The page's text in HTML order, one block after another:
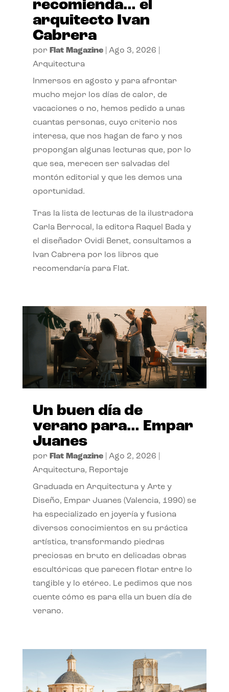
recomienda… el
arquitecto Ivan
Cabrera
por Flat Magazine| Ago 3, 2026
Arquitectura
Inmersos en agosto y para afrontar
mucho mejor los días de calor, de
vacaciones o no, hemos pedido a unas
cuantas personas, cuyo criterio nos
interesa, que nos hagan de faro y nos
propongan algunas lecturas que, por lo
que sea, merecen ser salvadas del
montón editorial y que les demos una
oportunidad.
Tras la lista de lecturas de la ilustradora
Carla Berrocal, la editora Raquel Bada y
el diseñador Ovidi Benet, consultamos a
Ivan Cabrera por los libros que
recomendaría para Flat.
Un buen día de
verano para… Empar
Juanes
por Flat Magazine| Ago 2, 2026
Arquitectura, Reportaje
Graduada en Arquitectura y Arte y
Diseño, Empar Juanes (Valencia, 1990) se
ha especializado en joyería y fusiona
diversos conocimientos en su práctica
artística, transformando piedras
preciosas en bruto en delicadas obras
escultóricas que parecen flotar entre lo
tangible y lo etéreo. Le pedimos que nos
cuente cómo es para ella un buen día de
verano.